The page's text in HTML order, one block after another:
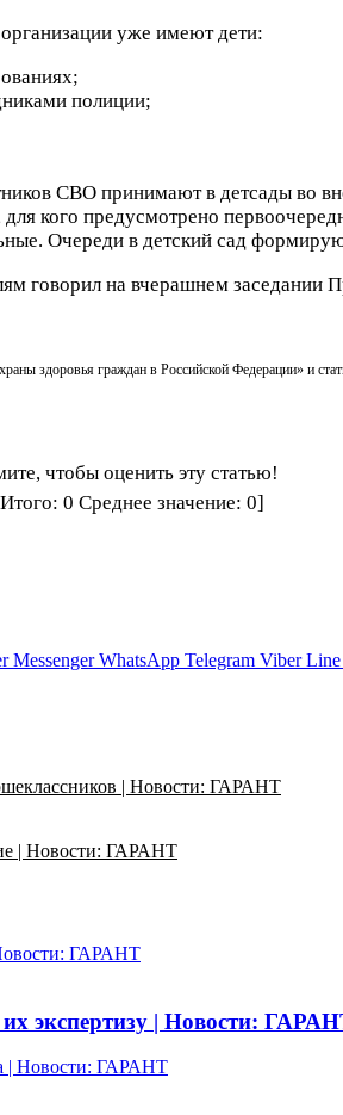
уже имеют дети:
полиции;
СВО принимают в детсады во
кого предусмотрено
Очереди в детский сад
говорил на вчерашнем заседании
здоровья граждан в Российской Федерации» и
чтобы оценить эту статью!
0 Среднее значение: 0]
Messenger WhatsApp Telegram Viber Line
| Новости: ГАРАНТ
| Новости: ГАРАНТ
ГАРАНТ
экспертизу | Новости:
| Новости: ГАРАНТ